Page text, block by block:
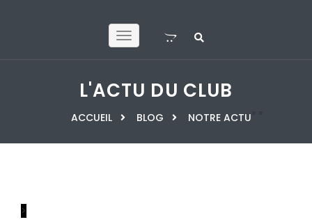
L'ACTU DU CLUB
ACCUEIL BLOG NOTRE ACTU
>